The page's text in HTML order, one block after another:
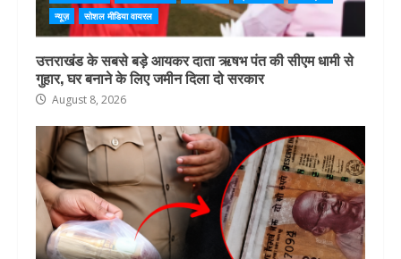
न्यूज़
सोशल मीडिया वायरल
उत्तराखंड के सबसे बड़े आयकर दाता ऋषभ पंत की सीएम धामी से
गुहार, घर बनाने के लिए जमीन दिला दो सरकार
August 8, 2026